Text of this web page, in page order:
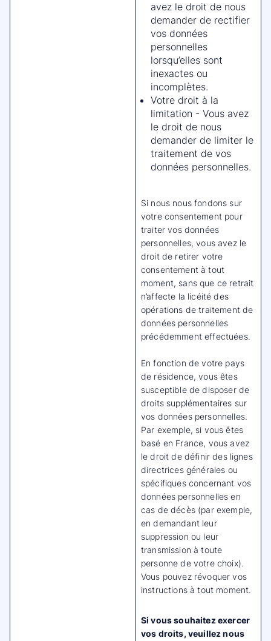
avez le droit de nous
demander de rectifier
vos données
personnelles
lorsqu’elles sont
inexactes ou
incomplètes.
Votre droit à la
limitation - Vous avez
le droit de nous
demander de limiter le
traitement de vos
données personnelles.
Si nous nous fondons sur
votre consentement pour
traiter vos données
personnelles, vous avez le
droit de retirer votre
consentement à tout
moment, sans que ce retrait
n’affecte la licéité des
opérations de traitement de
données personnelles
précédemment effectuées.
En fonction de votre pays
de résidence, vous êtes
susceptible de disposer de
droits supplémentaires sur
vos données personnelles.
Par exemple, si vous êtes
basé en France, vous avez
le droit de définir des lignes
directrices générales ou
spécifiques concernant vos
données personnelles en
cas de décès (par exemple,
en demandant leur
suppression ou leur
transmission à toute
personne de votre choix).
Vous pouvez révoquer vos
instructions à tout moment.
Si vous souhaitez exercer
vos droits, veuillez nous